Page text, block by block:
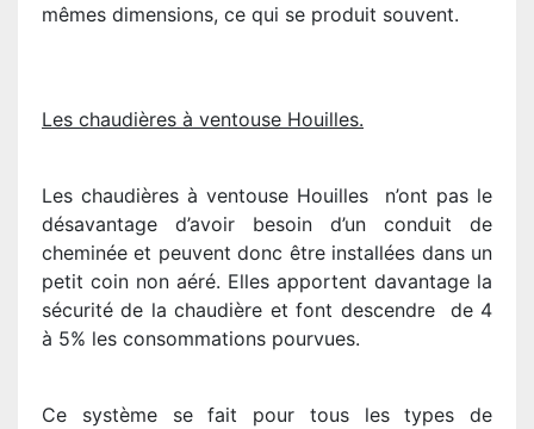
mêmes dimensions, ce qui se produit souvent.
Les chaudières à ventouse Houilles.
Les chaudières à ventouse Houilles n’ont pas le
désavantage d’avoir besoin d’un conduit de
cheminée et peuvent donc être installées dans un
petit coin non aéré. Elles apportent davantage la
sécurité de la chaudière et font descendre de 4
à 5% les consommations pourvues.
Ce système se fait pour tous les types de